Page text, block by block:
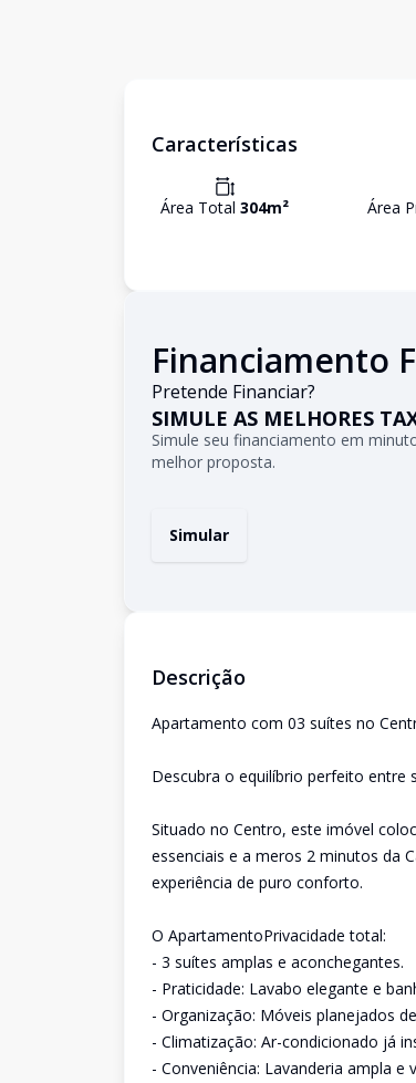
Características
Área Total 304m² Área
Financiamento
Pretende Financiar?
SIMULE AS MELHORES
Simule seu financiamento em
melhor proposta.
Simular
Descrição
Apartamento com 03 suítes no
Descubra o equilíbrio perfeito entre
Situado no Centro, este imóvel
essenciais e a meros 2 minutos da
experiência de puro conforto.
O ApartamentoPrivacidade total:
- 3 suítes amplas e aconchegantes.
- Praticidade: Lavabo elegante e
- Organização: Móveis planejados
- Climatização: Ar-condicionado já
- Conveniência: Lavanderia ampla e